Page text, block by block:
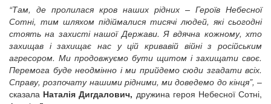
“Там, де пролилася кров наших рідних – Героїв Небесної
Сотні, тим шляхом підіймалися тисячі людей, які сьогодні
стоять на захисті нашої Держави. Я вдячна кожному, хто
захищав і захищає нас у цій кривавій війні з російським
агресором. Ми продовжуємо бути щитом і захищати своє.
Перемога буде неодмінно і ми прийдемо сюди згадати всіх.
Справу, розпочату нашими рідними, ми доведемо до кінця”, –
сказала Наталія Дигдалович, дружина героя Небесної Сотні,